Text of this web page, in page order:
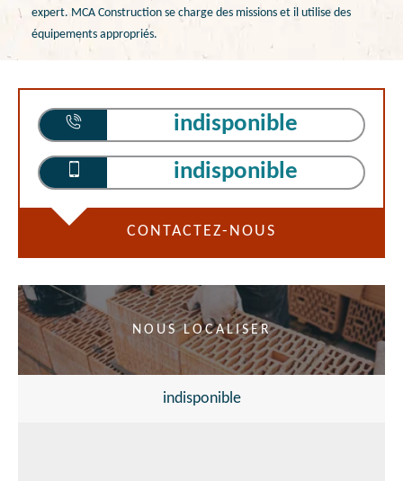
expert. MCA Construction se charge des missions et il utilise des
équipements appropriés.
indisponible
indisponible
CONTACTEZ-NOUS
NOUS LOCALISER
indisponible